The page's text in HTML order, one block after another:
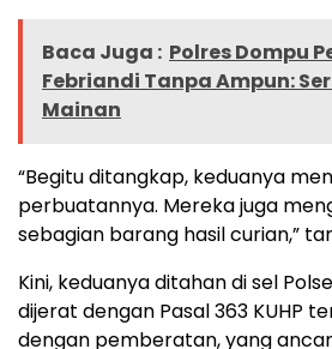
Baca Juga : Polres Dompu
Febriandi Tanpa Ampun:
Mainan
“Begitu ditangkap, keduanya
perbuatannya. Mereka juga
sebagian barang hasil curian,”
Kini, keduanya ditahan di sel
dijerat dengan Pasal 363 KUHP
dengan pemberatan, yang